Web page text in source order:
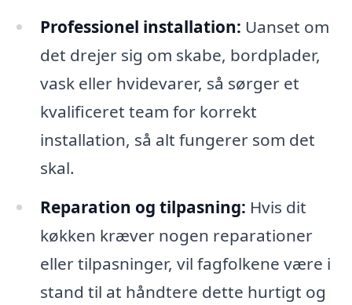
Professionel installation: Uanset om
det drejer sig om skabe, bordplader,
vask eller hvidevarer, så sørger et
kvalificeret team for korrekt
installation, så alt fungerer som det
skal.
Reparation og tilpasning: Hvis dit
køkken kræver nogen reparationer
eller tilpasninger, vil fagfolkene være i
stand til at håndtere dette hurtigt og